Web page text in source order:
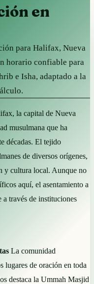
en
para Halifax, Nueva
horario confiable para
e Isha, adaptado a la
la capital de Nueva
musulmana que ha
décadas. El tejido
de diversos orígenes,
y cultura local. Aunque no
aquí, el asentamiento a
través de instituciones
La comunidad
lugares de oración en toda
destaca la Ummah Masjid